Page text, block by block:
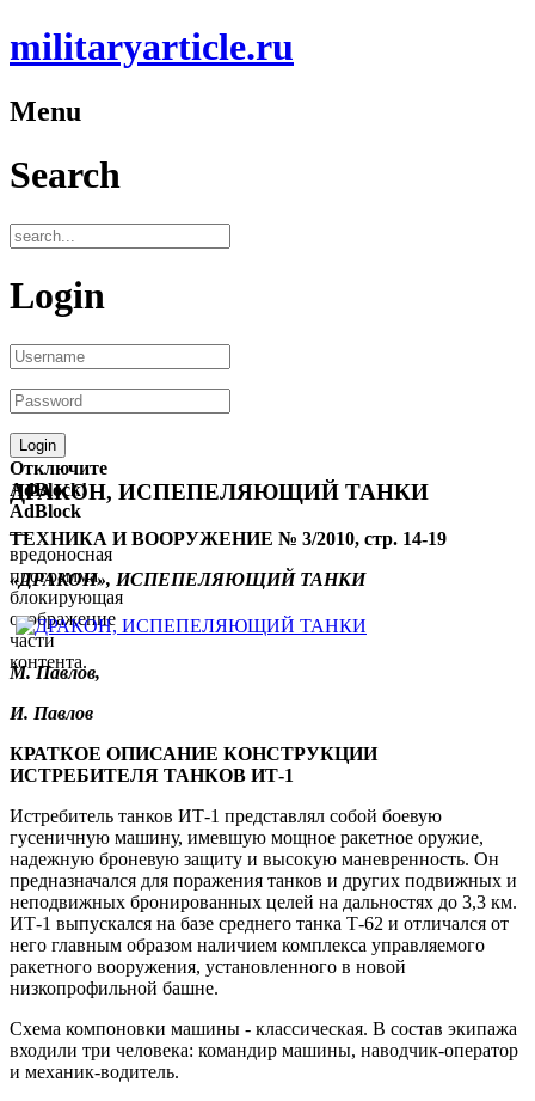
militaryarticle.ru
Menu
Search
Login
Отключите
AdBlock!
AdBlock
—
вредоносная
программа,
блокирующая
отображение
части
контента.
ДРАКОН, ИСПЕПЕЛЯЮЩИЙ ТАНКИ
ТЕХНИКА И ВООРУЖЕНИЕ № 3/2010, стр. 14-19
«ДРАКОН», ИСПЕПЕЛЯЮЩИЙ ТАНКИ
М. Павлов,
И. Павлов
КРАТКОЕ ОПИСАНИЕ КОНСТРУКЦИИ
ИСТРЕБИТЕЛЯ ТАНКОВ ИТ-1
Истребитель танков ИТ-1 представлял собой боевую
гусеничную машину, имевшую мощное ракетное оружие,
надежную броневую защиту и высокую маневренность. Он
предназначался для поражения танков и других подвижных и
неподвижных бронированных целей на дальностях до 3,3 км.
ИТ-1 выпускался на базе среднего танка Т-62 и отличался от
него главным образом наличием комплекса управляемого
ракетного вооружения, установленного в новой
низкопрофильной башне.
Схема компоновки машины - классическая. В состав экипажа
входили три человека: командир машины, наводчик-оператор
и механик-водитель.